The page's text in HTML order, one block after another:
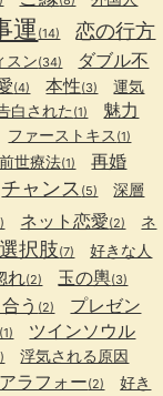
運 (14) 恋の行方
スン(34)
ダブル不
(4) 本性(3) 運気
白された (1) 魅力
ファーストキス (1)
前世療法(1) 再婚
チャンス (5)
深層
ネット恋愛(2)
ネ
選択肢(7)
好きな人
れ(2) 玉の輿(3)
う (2)
プレゼン
(1) ツインソウル
浮気される原因
アラフォー(2)
好き